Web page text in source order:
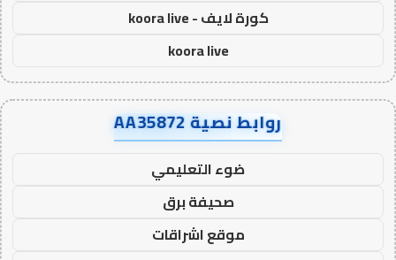
كورة لايف - koora live
koora live
روابط نصية AA35872
ضوء التعليمي
صحيفة برق
موقع اشراقات